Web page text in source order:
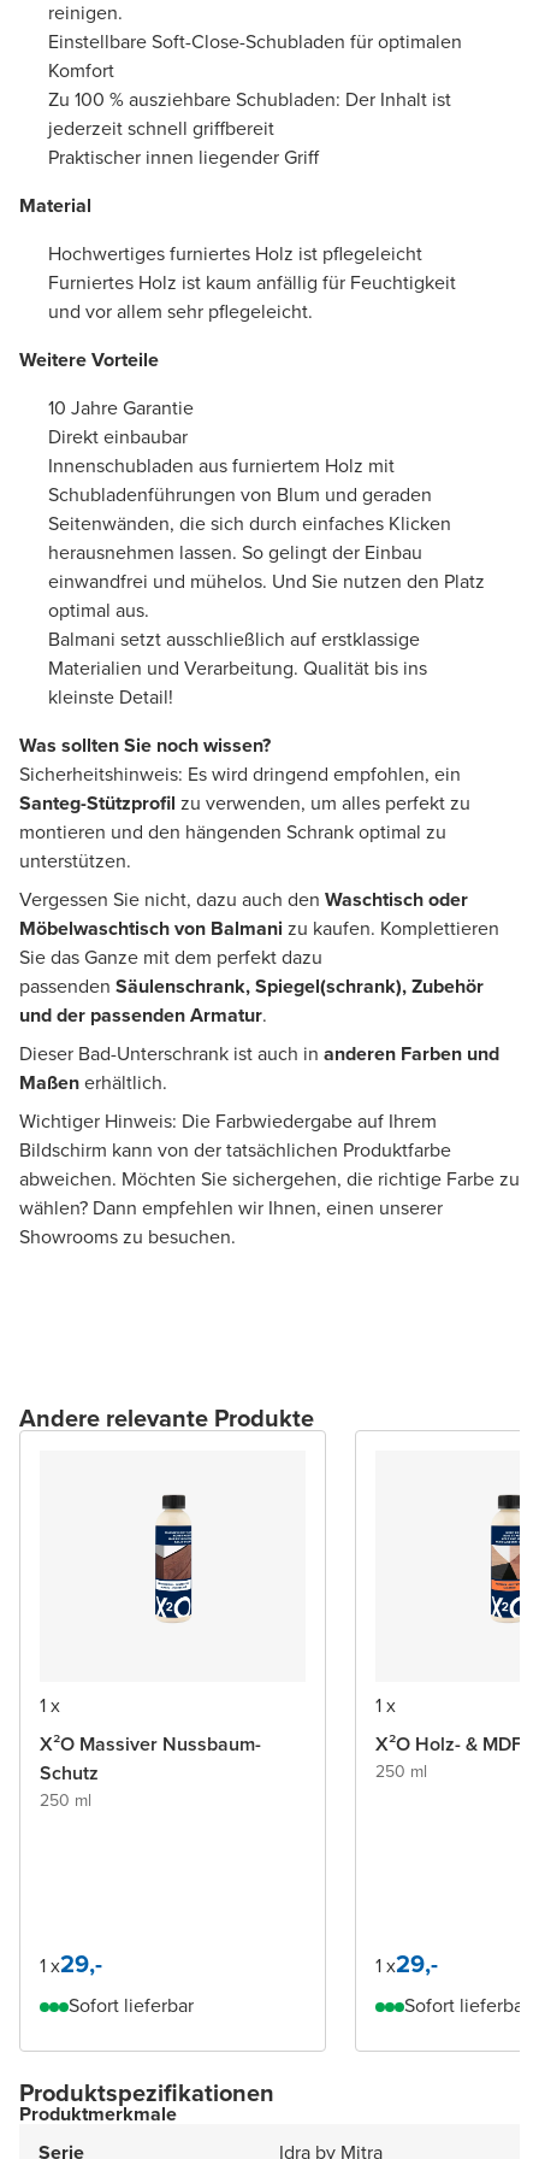
reinigen.
Einstellbare Soft-Close-Schubladen für optimalen
Komfort
Zu 100 % ausziehbare Schubladen: Der Inhalt ist
jederzeit schnell griffbereit
Praktischer innen liegender Griff
Material
Hochwertiges furniertes Holz ist pflegeleicht
Furniertes Holz ist kaum anfällig für Feuchtigkeit
und vor allem sehr pflegeleicht.
Weitere Vorteile
10 Jahre Garantie
Direkt einbaubar
Innenschubladen aus furniertem Holz mit
Schubladenführungen von Blum und geraden
Seitenwänden, die sich durch einfaches Klicken
herausnehmen lassen. So gelingt der Einbau
einwandfrei und mühelos. Und Sie nutzen den Platz
optimal aus.
Balmani setzt ausschließlich auf erstklassige
Materialien und Verarbeitung. Qualität bis ins
kleinste Detail!
Was sollten Sie noch wissen?
Sicherheitshinweis: Es wird dringend empfohlen, ein
Santeg-Stützprofil zu verwenden, um alles perfekt zu
montieren und den hängenden Schrank optimal zu
unterstützen.
Vergessen Sie nicht, dazu auch den Waschtisch oder
Möbelwaschtisch von Balmani zu kaufen. Komplettieren
Sie das Ganze mit dem perfekt dazu
passenden Säulenschrank, Spiegel(schrank), Zubehör
und der passenden Armatur.
Dieser Bad-Unterschrank ist auch in anderen Farben und
Maßenerhältlich.
Wichtiger Hinweis: Die Farbwiedergabe auf Ihrem
Bildschirm kann von der tatsächlichen Produktfarbe
abweichen. Möchten Sie sichergehen, die richtige Farbe zu
wählen? Dann empfehlen wir Ihnen, einen unserer
Showrooms zu besuchen.
Andere relevante Produkte
1 x
X²O Massiver Nussbaum-
Schutz
250 ml
1 x29,-
Sofort lieferbar
1 x
X²O Holz- &
250 ml
1 x29,-
Sofort lieferbar
Produktspezifikationen
Produktmerkmale
Serie
Idra by Mitra